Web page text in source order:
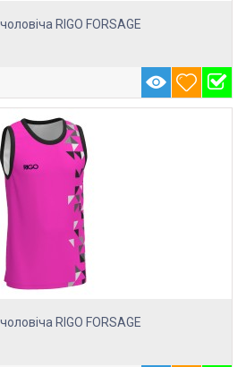
RIGO FORSAGE
RIGO FORSAGE